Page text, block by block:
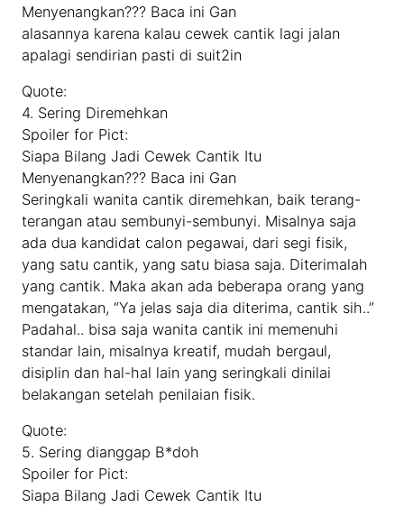
Menyenangkan??? Baca ini Gan
alasannya karena kalau cewek cantik lagi jalan
apalagi sendirian pasti di suit2in
Quote:
4. Sering Diremehkan
Spoiler for Pict:
Siapa Bilang Jadi Cewek Cantik Itu
Menyenangkan??? Baca ini Gan
Seringkali wanita cantik diremehkan, baik terang-
terangan atau sembunyi-sembunyi. Misalnya saja
ada dua kandidat calon pegawai, dari segi fisik,
yang satu cantik, yang satu biasa saja. Diterimalah
yang cantik. Maka akan ada beberapa orang yang
mengatakan, “Ya jelas saja dia diterima, cantik sih..”
Padahal.. bisa saja wanita cantik ini memenuhi
standar lain, misalnya kreatif, mudah bergaul,
disiplin dan hal-hal lain yang seringkali dinilai
belakangan setelah penilaian fisik.
Quote:
5. Sering dianggap B*doh
Spoiler for Pict:
Siapa Bilang Jadi Cewek Cantik Itu